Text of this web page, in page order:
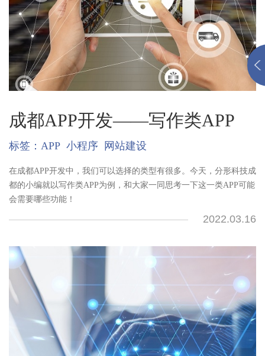
成都APP开发——写作类APP
标签： APP 小程序 网站建设
在成都APP开发中，我们可以选择的类型有很多。今天，分形科技成
都的小编就以写作类APP为例，和大家一同思考一下这一类APP可能
会需要哪些功能！
2022.03.16